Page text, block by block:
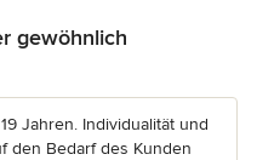
gewöhnlich
5 Sternen
Jahren. Individualität und
den Bedarf des Kunden